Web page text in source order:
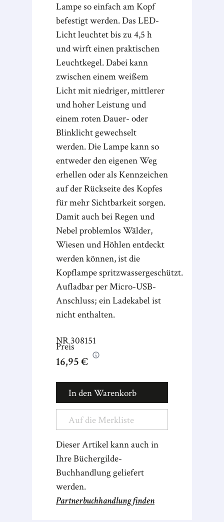
Lampe so einfach am Kopf
befestigt werden. Das LED-
Licht leuchtet bis zu 4,5 h
und wirft einen praktischen
Leuchtkegel. Dabei kann
zwischen einem weißem
Licht mit niedriger, mittlerer
und hoher Leistung und
einem roten Dauer- oder
Blinklicht gewechselt
werden. Die Lampe kann so
entweder den eigenen Weg
erhellen oder als Kennzeichen
auf der Rückseite des Kopfes
für mehr Sichtbarkeit sorgen.
Damit auch bei Regen und
Nebel problemlos Wälder,
Wiesen und Höhlen entdeckt
werden können, ist die
Kopflampe spritzwassergeschützt.
Aufladbar per Micro-USB-
Anschluss; ein Ladekabel ist
nicht enthalten.
NR308151
Preis
16,95 €
In den Warenkorb
Auf die Merkliste
Dieser Artikel kann auch in
Ihre Büchergilde-
Buchhandlung geliefert
werden.
Partnerbuchhandlung finden